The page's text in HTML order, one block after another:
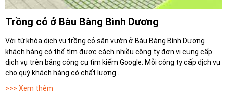
Trồng cỏ ở Bàu Bàng Bình Dương
Với từ khóa dịch vụ trồng cỏ sân vườn ở Bàu Bàng Bình Dương
khách hàng có thể tìm được cách nhiều công ty đơn vị cung cấp
dịch vụ trên bằng công cụ tìm kiếm Google. Mỗi công ty cấp dịch vụ
cho quý khách hàng có chất lượng...
>>> Xem thêm